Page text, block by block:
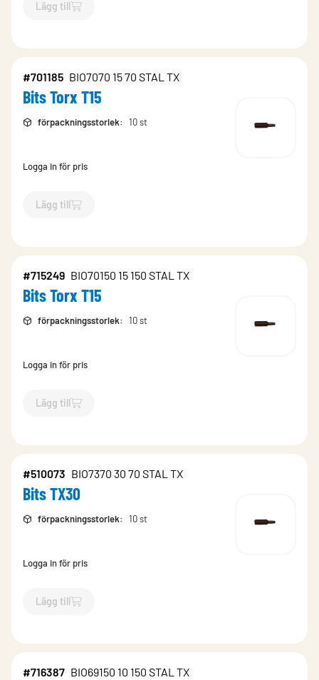
Lägg till
`$Lägg till
#701185 BIO7070 15 70 STAL TX
Bits Torx T15
förpackningsstorlek: 10 st
Logga in för pris
Lägg till
`$Lägg till
#715249 BIO70150 15 150 STAL TX
Bits Torx T15
förpackningsstorlek: 10 st
Logga in för pris
Lägg till
`$Lägg till
#510073 BIO7370 30 70 STAL TX
Bits TX30
förpackningsstorlek: 10 st
Logga in för pris
Lägg till
`$Lägg till
#716387 BIO69150 10 150 STAL TX